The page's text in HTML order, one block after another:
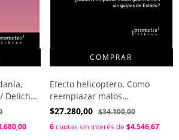
Delich
Efecto helicoptero. Como
reemplazar malos
gobernantes sin golpes de
Laura
$27.280,00 $34.100,00
6cuotas sin interés de $4.546,67